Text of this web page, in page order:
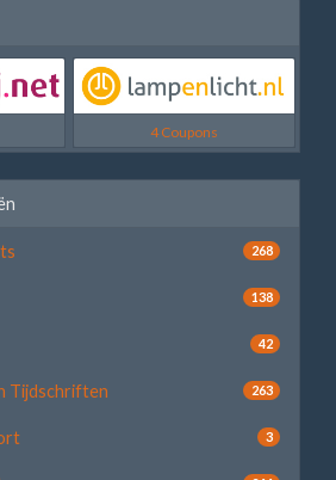
4 Coupons
268
138
42
Tijdschriften 263
3